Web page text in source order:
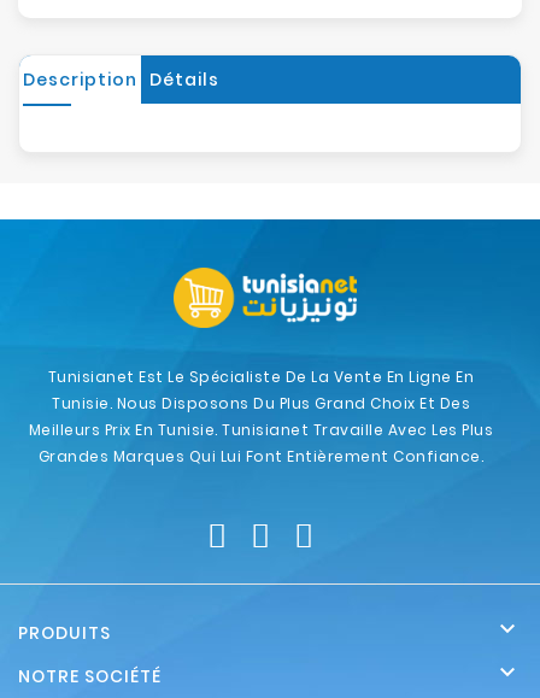
Description Détails
Tunisianet Est Le Spécialiste De La Vente En Ligne En
Tunisie. Nous Disposons Du Plus Grand Choix Et Des
Meilleurs Prix En Tunisie. Tunisianet Travaille Avec Les Plus
Grandes Marques Qui Lui Font Entièrement Confiance.
PRODUITS 
NOTRE SOCIÉTÉ 